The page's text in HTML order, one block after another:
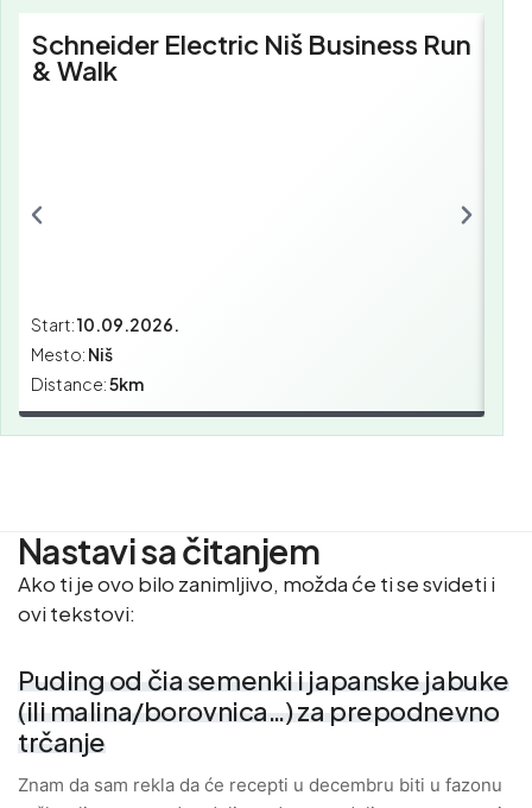
Schneider Electric Niš Business Run
& Walk
Start:10.09.2026.
Mesto: Niš
Distance:5km
Nastavi sa čitanjem
Ako ti je ovo bilo zanimljivo, možda će ti se svideti i
ovi tekstovi:
Puding od čia semenki i japanske jabuke
(ili malina/borovnica…) za prepodnevno
trčanje
Znam da sam rekla da će recepti u decembru biti u fazonu